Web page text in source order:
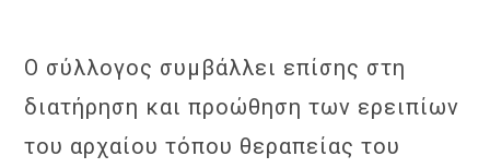
Ο σύλλογος συμβάλλει επίσης στη
διατήρηση και προώθηση των ερειπίων
του αρχαίου τόπου θεραπείας του